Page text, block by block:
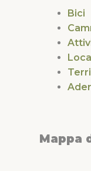
Bici
Mappa